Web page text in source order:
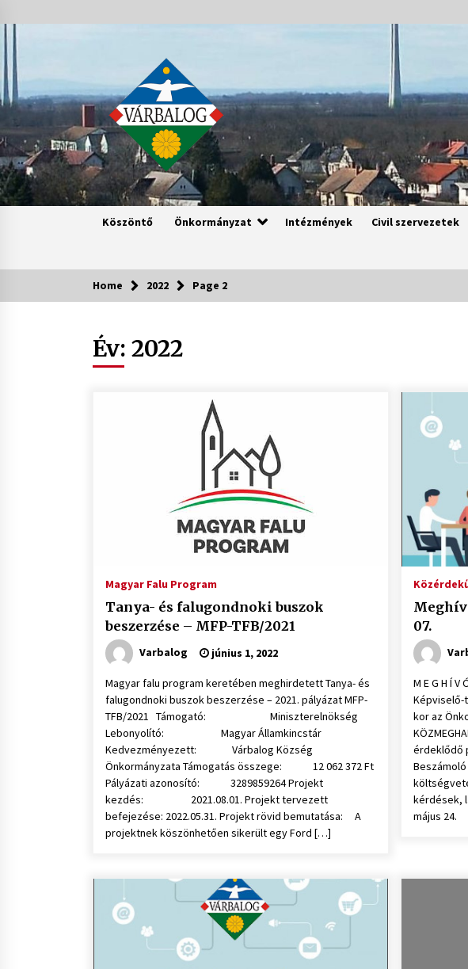
to
content
Köszöntő Önkormányzat Intézmények Civil szervezetek
Home 2022 Page 2
Év: 2022
Magyar Falu Program
Tanya- és falugondnoki buszok
beszerzése – MFP-TFB/2021
Varbalog június 1, 2022
Magyar falu program keretében meghirdetett Tanya- és
falugondnoki buszok beszerzése – 2021. pályázat MFP-
TFB/2021 Támogató: Miniszterelnökség
Lebonyolító: Magyar Államkincstár
Kedvezményezett: Várbalog Község
Önkormányzata Támogatás összege: 12 062 372 Ft
Pályázati azonosító: 3289859264 Projekt
kezdés: 2021.08.01. Projekt tervezett
befejezése: 2022.05.31. Projekt rövid bemutatása: A
projektnek köszönhetően sikerült egy Ford […]
07.
M E G H Í
Képviselő-
kor az
érdeklődő
kérdések,
május